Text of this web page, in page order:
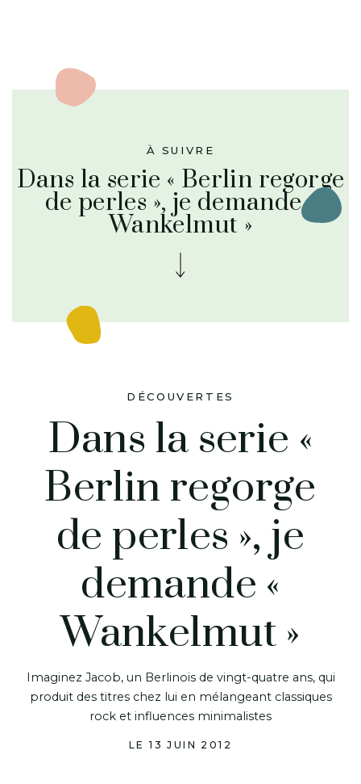
Dans la serie «
Berlin regorge
de perles », je
demande «
Wankelmut »
rock et influences minimalistes
LE 13 JUIN 2012
Imaginez Jacob, un Berlinois de vingt-quatre
ans, qui produit des titres chez lui en
mélangeant classiques rock et influences
minimalistes type Paul Kalkbrenner, avec pour
seuls collaborateurs un ordinateur et Ableton
Live. Un beau jour, alors qu’il revient d’un road-
trip aux Etats-Unis, Jacob met en ligne un remix
Avidan, remix non signé, droits d’auteur obligent.